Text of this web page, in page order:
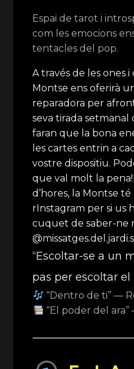
Espai de tarot i
com les emocions
tentacles del pop.
A través de les ones i
Montse ens oferirà
reparadora per
seva tirada setmanal
faran que la bona
les cartes entrin a
vostre dispositiu.
que val molt la
d’hores, la Montse
rInstagram per si us
cuquet de saber-ne
“Escoltar-se a un
pas per escoltar
“Dentro de ti” —
“El poder del